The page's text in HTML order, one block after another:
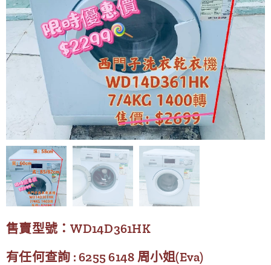
售賣型號：WD14D361HK
有任何查詢 : 6255 6148 周小姐(Eva)